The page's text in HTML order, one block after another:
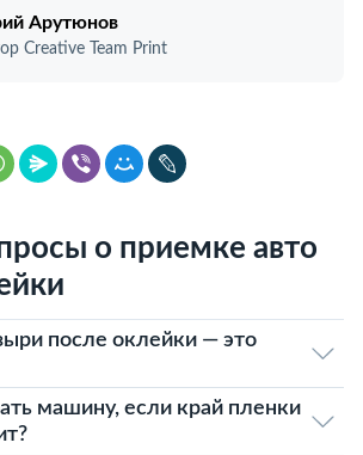
Арутюнов
Creative Team Print
о приемке авто
после оклейки — это
машину, если край пленки